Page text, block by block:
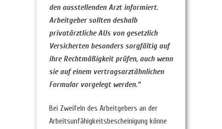
den ausstellenden Arzt informiert.
Arbeitgeber sollten deshalb
privatärztliche AUs von gesetzlich
Versicherten besonders sorgfältig auf
ihre Rechtmäßigkeit prüfen, auch wenn
sie auf einem vertragsarztähnlichen
Formular vorgelegt werden.“
Bei Zweifeln des Arbeitgebers an der
Arbeitsunfähigkeitsbescheinigung könne